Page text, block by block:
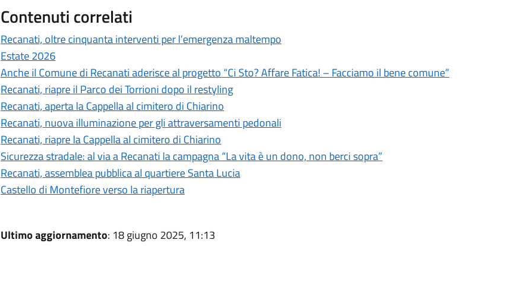
Contenuti correlati
Recanati, oltre cinquanta interventi per l’emergenza maltempo
Estate 2026
Anche il Comune di Recanati aderisce al progetto “Ci Sto? Affare Fatica! – Facciamo il bene comune”
Recanati, riapre il Parco dei Torrioni dopo il restyling
Recanati, aperta la Cappella al cimitero di Chiarino
Recanati, nuova illuminazione per gli attraversamenti pedonali
Recanati, riapre la Cappella al cimitero di Chiarino
Sicurezza stradale: al via a Recanati la campagna “La vita è un dono, non berci sopra”
Recanati, assemblea pubblica al quartiere Santa Lucia
Castello di Montefiore verso la riapertura
Ultimo aggiornamento: 18 giugno 2025, 11:13